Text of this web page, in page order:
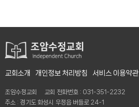
교회소개 개인정보 처리방침 서비스 이용약관
조암수정교회 교회 전화번호 : 031-351-2232
주소 : 경기도 화성시 우정읍 버들로 24-1